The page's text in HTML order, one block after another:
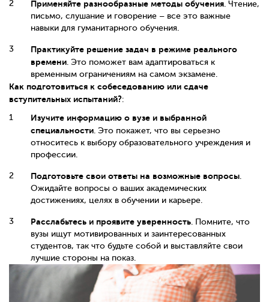
Применяйте разнообразные методы обучения. Чтение,
письмо, слушание и говорение – все это важные
навыки для гуманитарного обучения.
Практикуйте решение задач в режиме реального
времени. Это поможет вам адаптироваться к
временным ограничениям на самом экзамене.
Как подготовиться к собеседованию или сдаче
вступительных испытаний?:
Изучите информацию о вузе и выбранной
специальности. Это покажет, что вы серьезно
относитесь к выбору образовательного учреждения и
профессии.
Подготовьте свои ответы на возможные вопросы.
Ожидайте вопросы о ваших академических
достижениях, целях в обучении и карьере.
Расслабьтесь и проявите уверенность. Помните, что
вузы ищут мотивированных и заинтересованных
студентов, так что будьте собой и выставляйте свои
лучшие стороны на показ.